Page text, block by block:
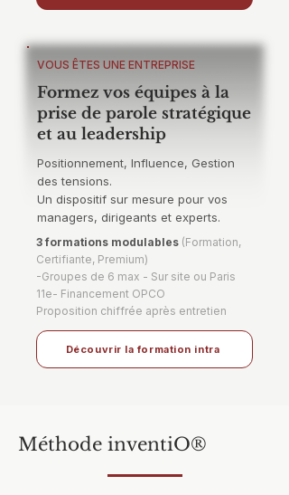
VOUS ÊTES UNE ENTREPRISE
Formez vos équipes à la
prise de parole stratégique
et au leadership
Positionnement, Influence, Gestion
des tensions.
Un dispositif sur mesure pour vos
managers, dirigeants et experts.
3 formations modulables (Formation,
Certifiante, Premium)
-Groupes de 6 max - Sur site ou Paris
11e- Financement OPCO
Proposition chiffrée après entretien
Découvrir la formation intra
Méthode inventiO®